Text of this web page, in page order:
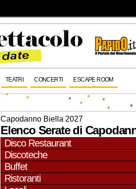
TEATRI CONCERTI ESCAPE ROOM
Capodanno Biella 2027
Elenco Serate di
Disco Restaurant
Discoteche
Buffet
Ristoranti